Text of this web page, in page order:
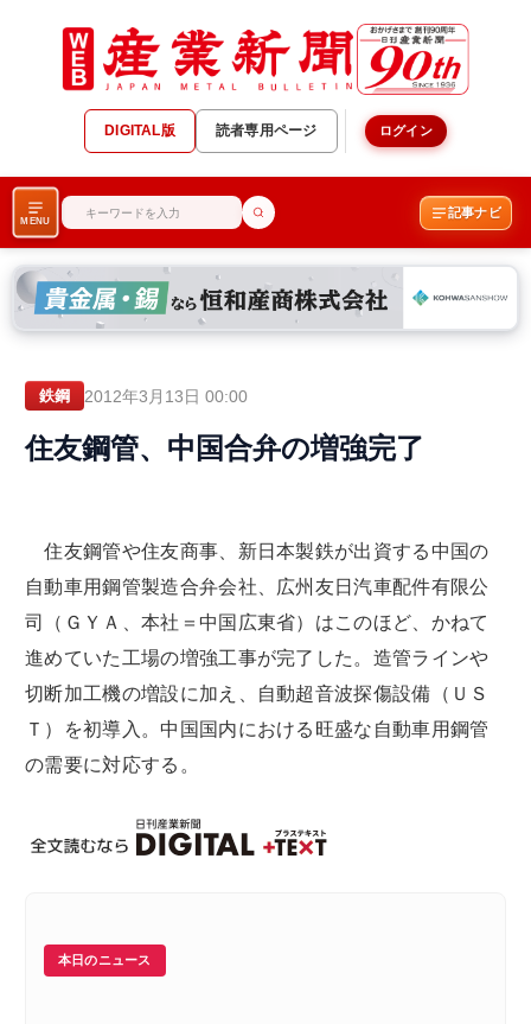
DIGITAL版 読者専用ページ ログイン
MENU
記事ナビ
鉄鋼 2012年3月13日 00:00
住友鋼管、中国合弁の増強完了
住友鋼管や住友商事、新日本製鉄が出資する中国の
自動車用鋼管製造合弁会社、広州友日汽車配件有限公
司（ＧＹＡ、本社＝中国広東省）はこのほど、かねて
進めていた工場の増強工事が完了した。造管ラインや
切断加工機の増設に加え、自動超音波探傷設備（ＵＳ
Ｔ）を初導入。中国国内における旺盛な自動車用鋼管
の需要に対応する。
本日のニュース